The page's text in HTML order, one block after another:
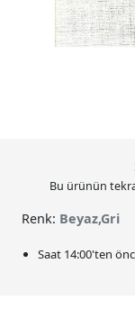
Bu ürünün
Renk: Beyaz,Gri
Saat 14:00'ten